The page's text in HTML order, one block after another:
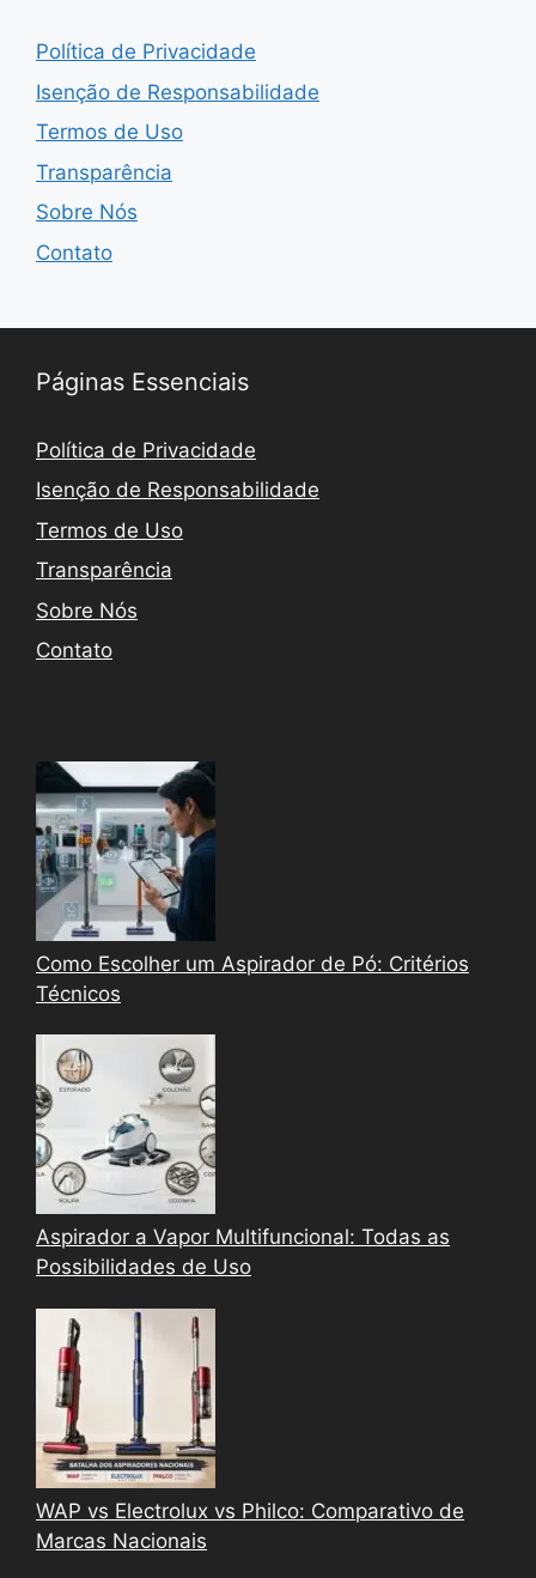
Política de Privacidade
Isenção de Responsabilidade
Termos de Uso
Transparência
Sobre Nós
Contato
Páginas Essenciais
Política de Privacidade
Isenção de Responsabilidade
Termos de Uso
Transparência
Sobre Nós
Contato
Como Escolher um Aspirador de Pó: Critérios
Técnicos
Aspirador a Vapor Multifuncional: Todas as
Possibilidades de Uso
WAP vs Electrolux vs Philco: Comparativo de
Marcas Nacionais